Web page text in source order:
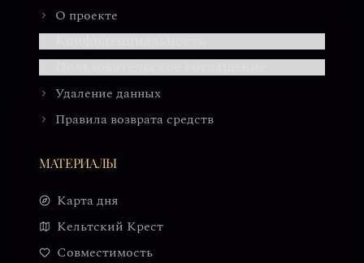
О проекте
Удаление данных
Правила возврата средств
МАТЕРИАЛЫ
Карта дня
Кельтский Крест
Совместимость